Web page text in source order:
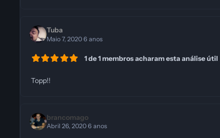
Tuba
Maio 7, 20206 anos
1 de 1 membros acharam esta análise útil
Topp!!
brancomago
Abril 26, 20206 anos